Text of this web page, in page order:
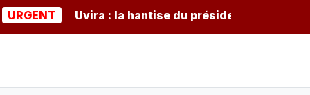
Uvira : la hantise du président burundais